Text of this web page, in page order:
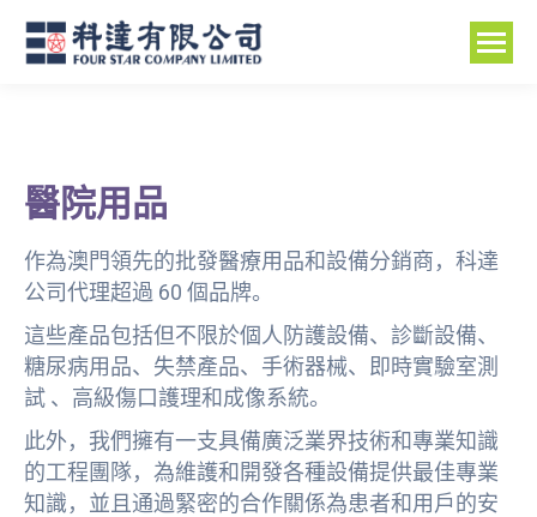
醫院用品
作為澳門領先的批發醫療用品和設備分銷商，科達
公司代理超過 60 個品牌。
這些產品包括但不限於個人防護設備、診斷設備、
糖尿病用品、失禁產品、手術器械、即時實驗室測
試 、高級傷口護理和成像系統。
此外，我們擁有一支具備廣泛業界技術和專業知識
的工程團隊，為維護和開發各種設備提供最佳專業
知識，並且通過緊密的合作關係為患者和用戶的安